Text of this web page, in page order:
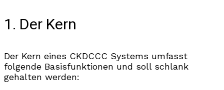
1. Der Kern
Der Kern eines CKDCCC Systems umfasst
folgende Basisfunktionen und soll schlank
gehalten werden: